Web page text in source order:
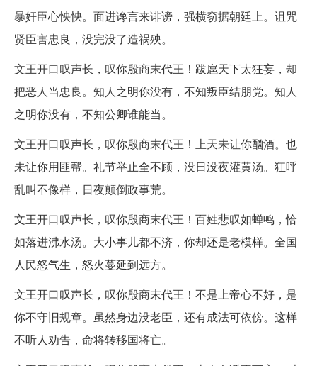
暴奸臣心怏怏。面进谗言来诽谤，强横窃据朝廷上。诅咒
贤臣害忠良，没完没了造祸殃。
文王开口叹声长，叹你殷商末代王！跋扈天下太狂妄，却
把恶人当忠良。知人之明你没有，不知叛臣结朋党。知人
之明你没有，不知公卿谁能当。
文王开口叹声长，叹你殷商末代王！上天未让你酗酒。也
未让你用匪帮。礼节举止全不顾，没日没夜灌黄汤。狂呼
乱叫不像样，日夜颠倒政事荒。
文王开口叹声长，叹你殷商末代王！百姓悲叹如蝉鸣，恰
如落进沸水汤。大小事儿都不济，你却还是老模样。全国
人民怒气生，怒火蔓延到远方。
文王开口叹声长，叹你殷商末代王！不是上帝心不好，是
你不守旧规章。虽然身边没老臣，还有成法可依傍。这样
不听人劝告，命将转移国将亡。